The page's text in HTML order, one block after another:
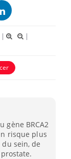
|
|
gène BRCA2
risque plus
sein, de